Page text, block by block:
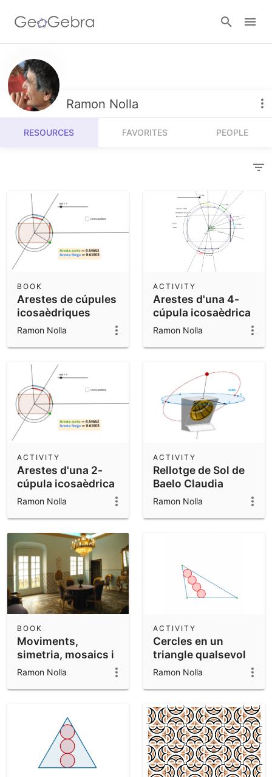
Resources
Number Sense
Algebra
Measurement
Operations
Community Resources
Get started with our Resources
Calculators
Geometry
3D Calculator
Notes
App Downloads
Ramon Nolla
RESOURCES FAVORITES PEOPLE
Arestes de cúpules
icosaèdriques
BOOK
Ramon Nolla
Arestes d'una 4-
cúpula icosaèdrica
ACTIVITY
Ramon Nolla
Arestes d'una 2-
cúpula icosaèdrica
ACTIVITY
Ramon Nolla
Rellotge de Sol de
Baelo Claudia
ACTIVITY
Ramon Nolla
Moviments,
simetria, mosaics i
rosasses
BOOK
Ramon Nolla
Cercles en un
triangle qualsevol
ACTIVITY
Ramon Nolla